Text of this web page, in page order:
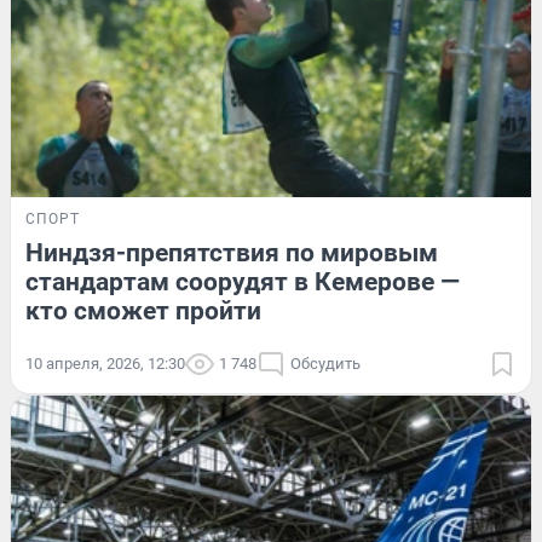
СПОРТ
Ниндзя-препятствия по мировым
стандартам соорудят в Кемерове —
кто сможет пройти
10 апреля, 2026, 12:30 1 748 Обсудить